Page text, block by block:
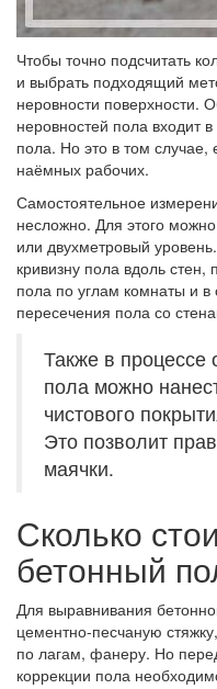
Чтобы точно подсчитать
и выбрать подходящий
неровности поверхности.
неровностей пола входит
пола. Но это в том случае,
наёмных рабочих.
Самостоятельное
несложно. Для этого
или двухметровый
кривизну пола вдоль
пола по углам комнаты и в
пересечения пола со
Также в процессе
пола можно
чистового
Это позволит
маячки.
Сколько
бетонный
Для выравнивания
цементно-песчаную
по лагам, фанеру. Но
коррекции пола